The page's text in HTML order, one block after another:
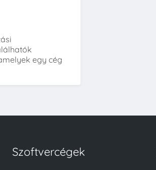
egy cég
Szoftvercégek